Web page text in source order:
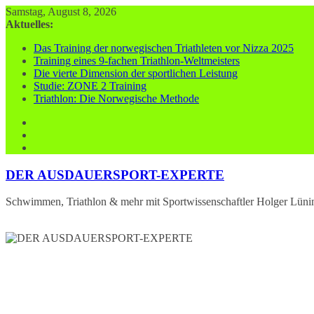
Zum
Inhalt
Samstag, August 8, 2026
Aktuelles:
Das Training der norwegischen Triathleten vor Nizza 2025
Training eines 9-fachen Triathlon-Weltmeisters
Die vierte Dimension der sportlichen Leistung
Studie: ZONE 2 Training
Triathlon: Die Norwegische Methode
DER AUSDAUERSPORT-EXPERTE
Schwimmen, Triathlon & mehr mit Sportwissenschaftler Holger